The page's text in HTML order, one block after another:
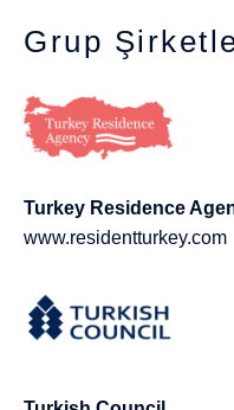
Grup
Turkey Residence
www.residentturkey.com